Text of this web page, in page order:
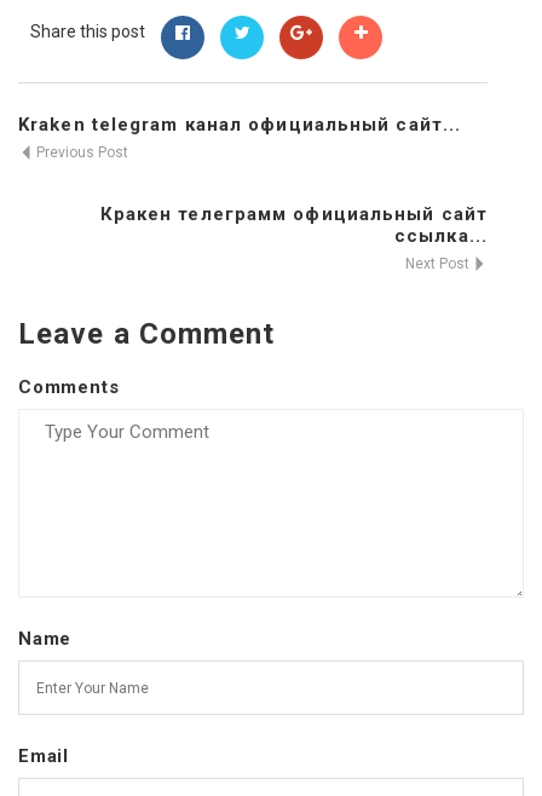
Share this post
Kraken telegram канал официальный сайт...
Previous Post
Кракен телеграмм официальный сайт
ссылка...
Next Post
Leave a Comment
Comments
Name
Email